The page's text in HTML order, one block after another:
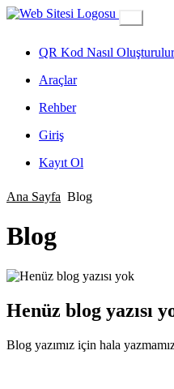
QR Kod Nasıl
Araçlar
Rehber
Giriş
Kayıt Ol
Ana Sayfa Blog
Blog
Henüz blog yazısı
Blog yazımız için hala